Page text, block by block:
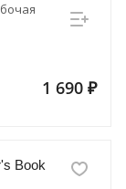
1 690 ₽
Book